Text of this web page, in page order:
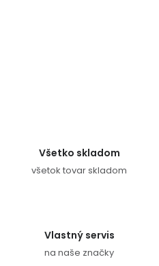
Všetko skladom
všetok tovar skladom
Vlastný servis
na naše značky